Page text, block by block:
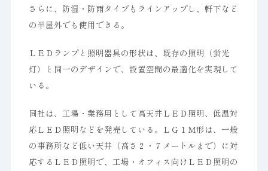
さらに、防湿・防雨タイプもラインアップし、軒下など
の半屋外でも使用できる。
ＬＥＤランプと照明器具の形状は、既存の照明（蛍光
灯）と同一のデザインで、設置空間の最適化を実現して
いる。
同社は、工場・業務用として高天井ＬＥＤ照明、低温対
応ＬＥＤ照明などを発売している。ＬＧ１Ｍ形は、一般
の事務所など低い天井（高さ２・７メートルまで）に対
応するＬＥＤ照明で、工場・オフィス向けＬＥＤ照明の